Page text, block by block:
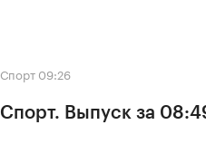
Спорт 09:26
Спорт. Выпуск за